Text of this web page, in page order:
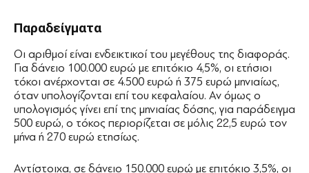
Παραδείγματα
Οι αριθμοί είναι ενδεικτικοί του μεγέθους της διαφοράς.
Για δάνειο 100.000 ευρώ με επιτόκιο 4,5%, οι ετήσιοι
τόκοι ανέρχονται σε 4.500 ευρώ ή 375 ευρώ μηνιαίως,
όταν υπολογίζονται επί του κεφαλαίου. Αν όμως ο
υπολογισμός γίνει επί της μηνιαίας δόσης, για παράδειγμα
500 ευρώ, ο τόκος περιορίζεται σε μόλις 22,5 ευρώ τον
μήνα ή 270 ευρώ ετησίως.
Αντίστοιχα, σε δάνειο 150.000 ευρώ με επιτόκιο 3,5%, οι